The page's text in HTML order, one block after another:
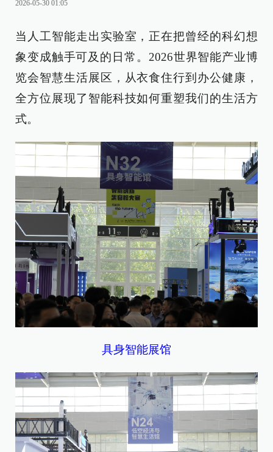
2026-05-30 01:05
当人工智能走出实验室，正在把曾经的科幻想
象变成触手可及的日常。2026世界智能产业博
览会智慧生活展区，从衣食住行到办公健康，
全方位展现了智能科技如何重塑我们的生活方
式。
具身智能展馆